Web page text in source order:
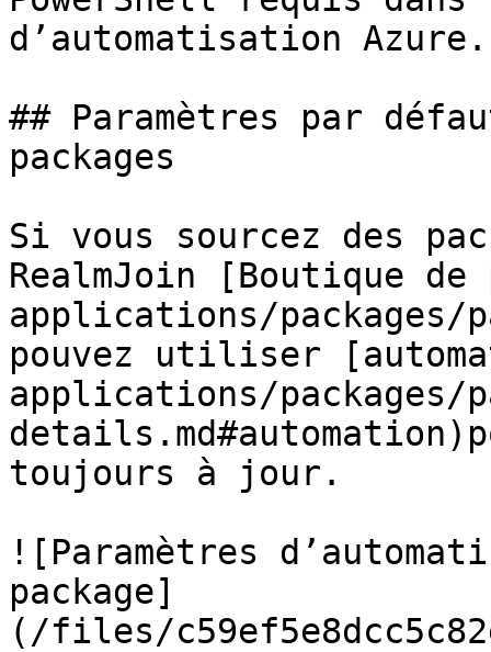
d’automatisation Azure.
## Paramètres par
packages
Si vous sourcez des
RealmJoin [Boutique
applications/packages/
pouvez utiliser
applications/packages/
toujours à jour.
![Paramètres
package]
(/files/